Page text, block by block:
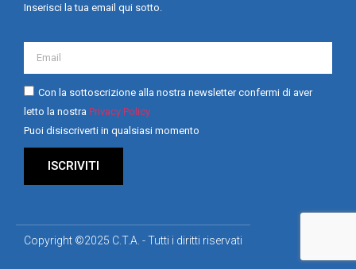
Inserisci la tua email qui sotto.
Con la sottoscrizione alla nostra newsletter confermi di aver
letto la nostra Privacy Policy
Puoi disiscriverti in qualsiasi momento
ISCRIVITI
Copyright ©2025 C.T.A. - Tutti i diritti riservati